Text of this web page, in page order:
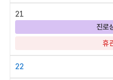
21
진로
휴
22